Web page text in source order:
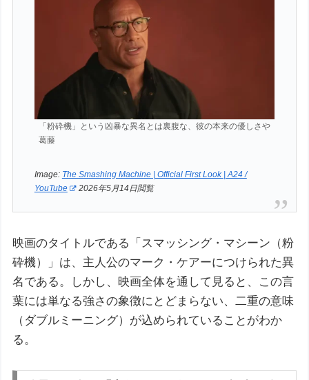
「粉砕機」という凶暴な異名とは裏腹な、彼の本来の優しさや
葛藤
Image: The Smashing Machine | Official First Look | A24 /
YouTube
2026年5月14日閲覧
映画のタイトルである「スマッシング・マシーン（粉
砕機）」は、主人公のマーク・ケアーにつけられた異
名である。しかし、映画全体を通して見ると、この言
葉には単なる強さの象徴にとどまらない、二重の意味
（ダブルミーニング）が込められていることがわか
る。